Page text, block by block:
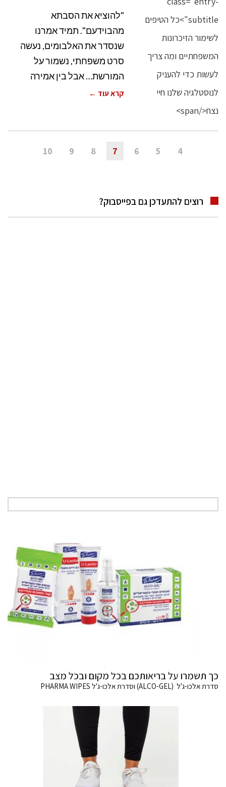
"להוציא את הסבתא
מהבוידעם". תמיד אמרנו
שנסדר את האלבומים, נעשה
סרט משפחתי, נשמור על
המורשת… אבל בין אמירה
קרא עוד ←
4
5
6
7
8
9
10
רוצים להתעדכן גם בפייסבוק?
כך תשמרו על בריאותכם בכל מקום ובכל מצב
סדרת אלכו-ג'ל (ALCO-GEL) וסדרת אלכו-ג'ל PHARMA WIPES